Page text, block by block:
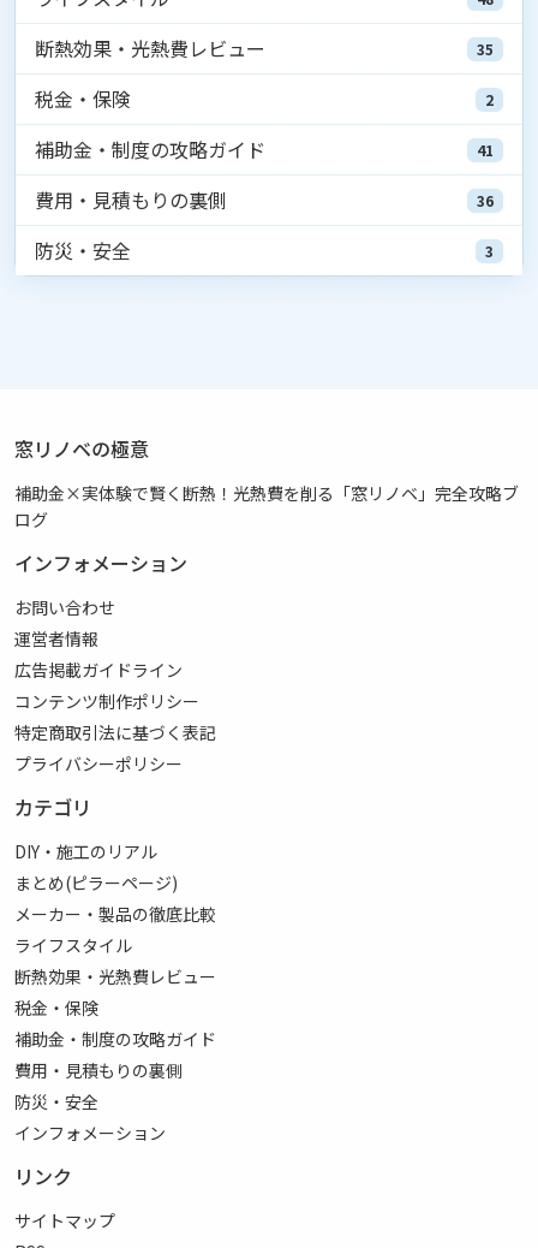
断熱効果・光熱費レビュー 35
税金・保険 2
補助金・制度の攻略ガイド 41
費用・見積もりの裏側 36
防災・安全 3
窓リノベの極意
補助金×実体験で賢く断熱！光熱費を削る「窓リノベ」完全攻略ブ
ログ
インフォメーション
お問い合わせ
運営者情報
広告掲載ガイドライン
コンテンツ制作ポリシー
特定商取引法に基づく表記
プライバシーポリシー
カテゴリ
DIY・施工のリアル
まとめ(ピラーページ)
メーカー・製品の徹底比較
ライフスタイル
断熱効果・光熱費レビュー
税金・保険
補助金・制度の攻略ガイド
費用・見積もりの裏側
防災・安全
インフォメーション
リンク
サイトマップ